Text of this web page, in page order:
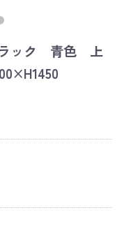
ラック 青色 上